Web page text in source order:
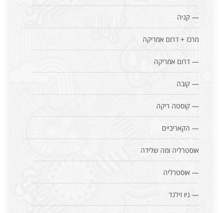
— קניה
מרכז + דרום אמריקה
— דרום אמריקה
— קובה
— קוסטה ריקה
— הקאריביים
אוסטרליה ומה שלידה
— אוסטרליה
— ניו זילנד